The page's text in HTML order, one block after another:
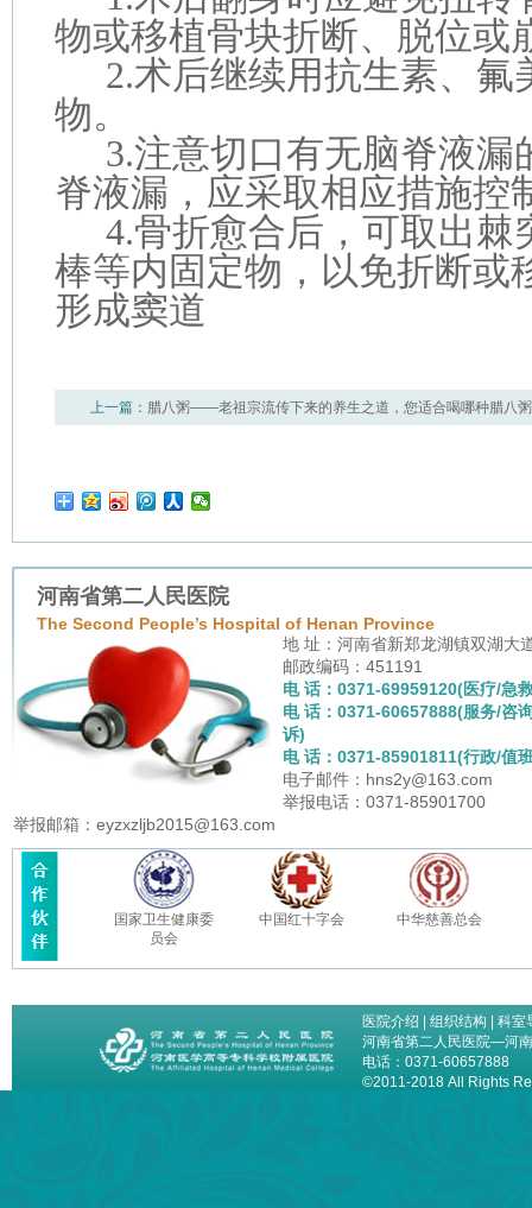
物或移植骨块折断、脱位或
2.术后继续用抗生素、氟
物。
3.注意切口有无脑脊液漏
脊液漏，应采取相应措施控
4.骨折愈合后，可取出棘
棒等内固定物，以免折断或
形成窦道
上一篇： 腊八粥——老祖宗流传下来的养生之道，您适合喝哪种腊八
河南省第二人民医院
The Second People’s Hospital of Henan Province
地 址：河南省新郑龙湖镇双湖大
邮政编码：451191
电 话：0371-69959120(医疗/急
电 话：0371-60657888(服务/咨
诉)
电 话：0371-85901811(行政/值
电子邮件：hns2y@163.com
举报电话：0371-85901700
举报邮箱：eyzxzljb2015@163.com
国家卫生健康委
员会
中国红十字会 中华慈善总会
医院介绍 组织结构
科室
河南省第二人民医院—河
电话：0371-60657888
©2011-2018 All Rights